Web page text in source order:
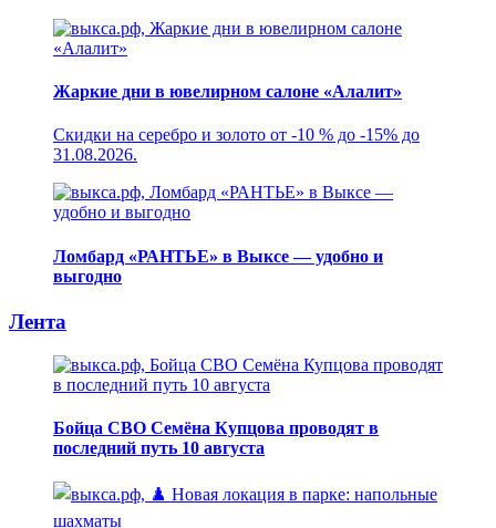
Жаркие дни в ювелирном салоне «Алалит»
Скидки на серебро и золото от -10 % до -15% до
31.08.2026.
Ломбард «РАНТЬЕ» в Выксе — удобно и
выгодно
Лента
Бойца СВО Семёна Купцова проводят в
последний путь 10 августа